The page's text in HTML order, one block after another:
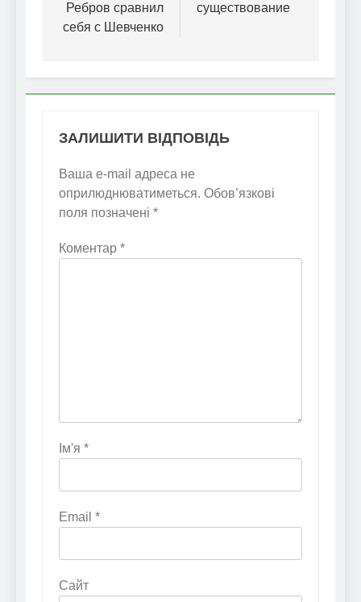
Ребров сравнил
себя с Шевченко
существование
ЗАЛИШИТИ ВІДПОВІДЬ
Ваша e-mail адреса не
оприлюднюватиметься. Обов’язкові
поля позначені *
Коментар *
Ім'я *
Email *
Сайт